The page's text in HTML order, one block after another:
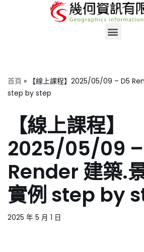
首頁 »
【線上課程】2025/05/09 – D5
step by step
【線上課程】
2025/05/09
Render 建築.
實例 step by
2025 年 5 月 1 日